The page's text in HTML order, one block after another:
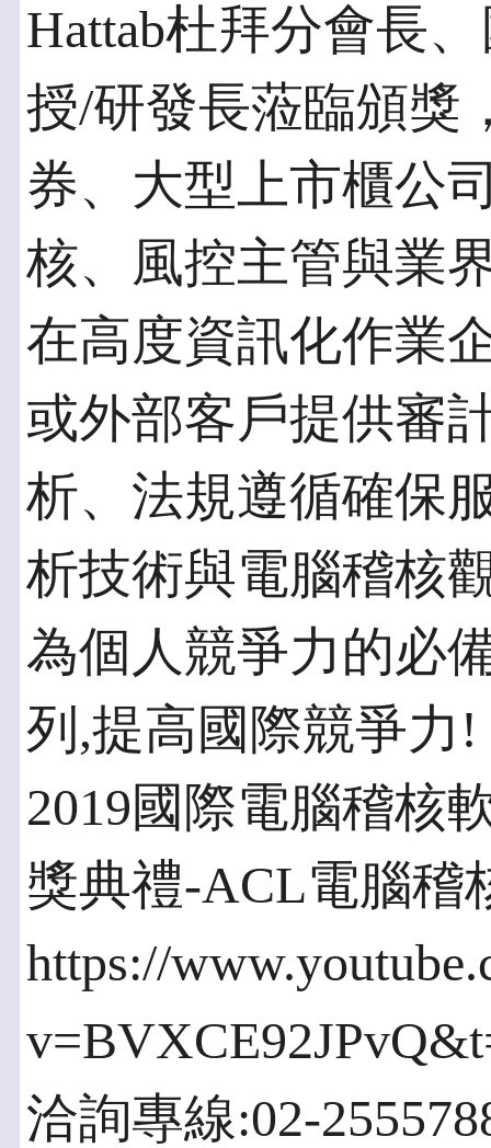
Hattab杜拜分會長
授/研發長蒞臨頒獎
券、大型上市櫃公
核、風控主管與業
在高度資訊化作業
或外部客戶提供審
析、法規遵循確保
析技術與電腦稽核
為個人競爭力的必
列,提高國際競爭力!
2019國際電腦稽核
獎典禮-ACL電腦稽
https://
洽詢專線:02-